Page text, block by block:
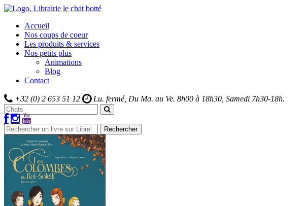
Accueil
Nos coups de coeur
Les produits & services
Nos petits plus
Animations
Blog
Contact
+32 (0) 2 653 51 12 Lu. fermé, Du Ma. au Ve. 8h00 à 18h30, Samedi 7h30-18h.
Rechercher